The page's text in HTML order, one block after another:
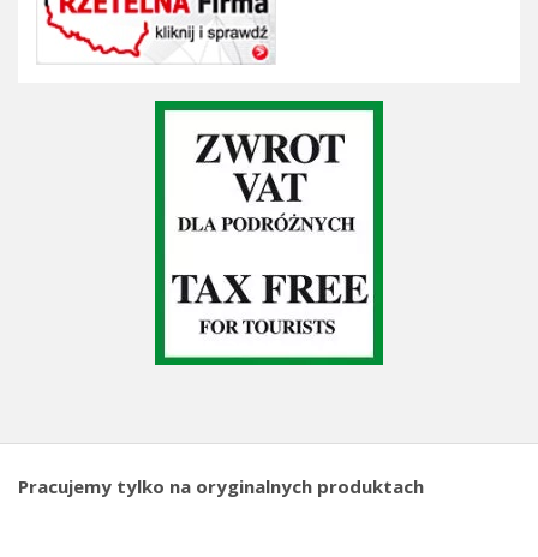
Pracujemy tylko na oryginalnych produktach